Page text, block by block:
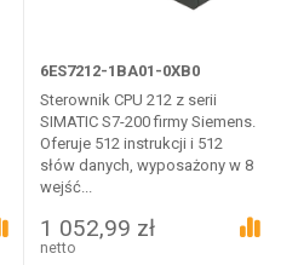
6ES7212-1BA01-0XB0
Sterownik CPU 212 z serii
SIMATIC S7-200 firmy Siemens.
Oferuje 512 instrukcji i 512
słów danych, wyposażony w 8
wejść...
1 052,99 zł
netto